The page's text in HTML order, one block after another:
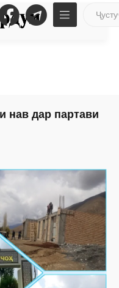
нав дар партави